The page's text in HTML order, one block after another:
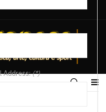
Address:(*)